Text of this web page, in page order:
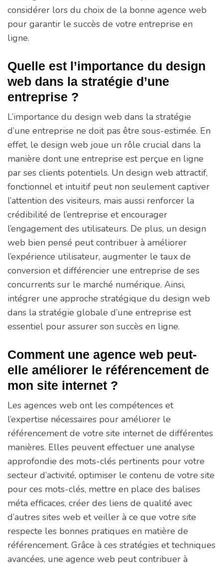
considérer lors du choix de la bonne agence web
pour garantir le succès de votre entreprise en
ligne.
Quelle est l’importance du design
web dans la stratégie d’une
entreprise ?
L’importance du design web dans la stratégie
d’une entreprise ne doit pas être sous-estimée. En
effet, le design web joue un rôle crucial dans la
manière dont une entreprise est perçue en ligne
par ses clients potentiels. Un design web attractif,
fonctionnel et intuitif peut non seulement captiver
l’attention des visiteurs, mais aussi renforcer la
crédibilité de l’entreprise et encourager
l’engagement des utilisateurs. De plus, un design
web bien pensé peut contribuer à améliorer
l’expérience utilisateur, augmenter le taux de
conversion et différencier une entreprise de ses
concurrents sur le marché numérique. Ainsi,
intégrer une approche stratégique du design web
dans la stratégie globale d’une entreprise est
essentiel pour assurer son succès en ligne.
Comment une agence web peut-
elle améliorer le référencement de
mon site internet ?
Les agences web ont les compétences et
l’expertise nécessaires pour améliorer le
référencement de votre site internet de différentes
manières. Elles peuvent effectuer une analyse
approfondie des mots-clés pertinents pour votre
secteur d’activité, optimiser le contenu de votre site
pour ces mots-clés, mettre en place des balises
méta efficaces, créer des liens de qualité avec
d’autres sites web et veiller à ce que votre site
respecte les bonnes pratiques en matière de
référencement. Grâce à ces stratégies et techniques
avancées, une agence web peut contribuer à